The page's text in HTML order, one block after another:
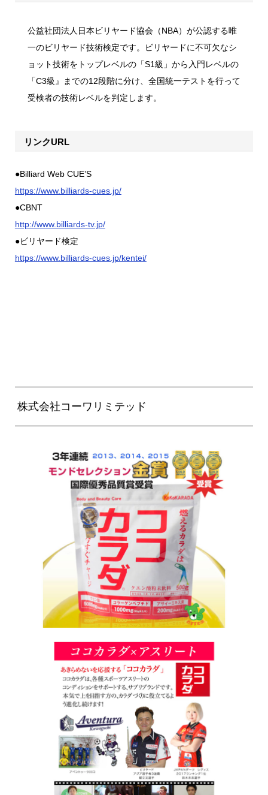
公益社団法人日本ビリヤード協会（NBA）が公認する唯
一のビリヤード技術検定です。ビリヤードに不可欠なシ
ョット技術をトップレベルの「S1級」から入門レベルの
「C3級』までの12段階に分け、全国統一テストを行って
受検者の技術レベルを判定します。
リンクURL
●Billiard Web CUE’S
https://www.billiards-cues.jp/
●CBNT
http://www.billiards-tv.jp/
●ビリヤード検定
https://www.billiards-cues.jp/kentei/
株式会社コーワリミテッド